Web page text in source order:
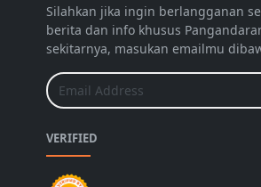
Silahkan jika ingin berlangganan
berita dan info khusus
sekitarnya, masukan emailmu
VERIFIED